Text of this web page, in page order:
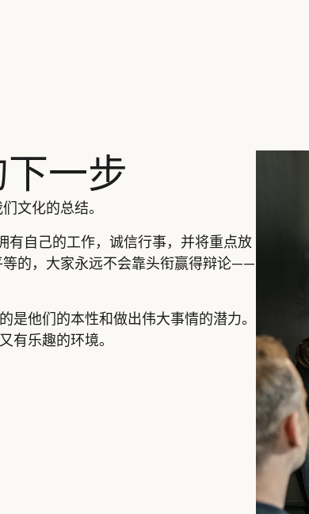
一步
文化的总结。
自己的工作，诚信行事，并将重点放
的，大家永远不会靠头衔赢得辩论——
是他们的本性和做出伟大事情的潜力。
有乐趣的环境。